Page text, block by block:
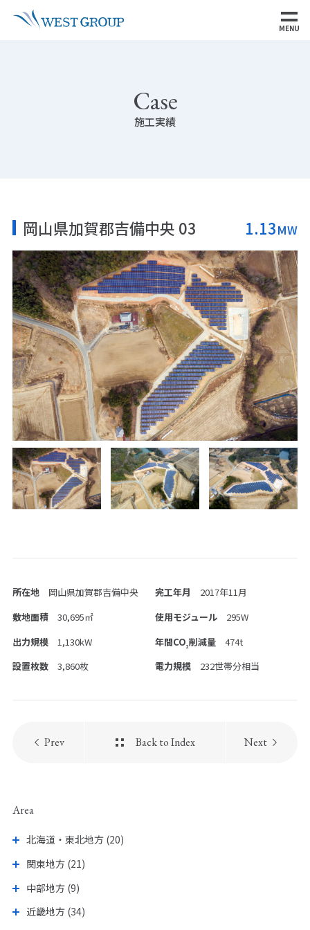
MENU
SITE MAP
ウエストグループについて
グループ情報
企業情報
サステナビリティ
環境活動
社会活動
ガバナンス
事業領域
再生可能エネルギー事業
省エネ事業
グリーン電力事業
CS事業
海外事業
施工実績
ニュース
株主・投資家情報
お問い合わせ
Case
施工実績
岡山県加賀郡吉備中央 03 1.13MW
所在地 岡山県加賀郡吉備中央 完工年月
2017年11月
敷地面積
30,695㎡ 使用モジュール
295W
出力規模
1,130kW 年間CO2削減量
474t
設置枚数
3,860枚 電力規模 232世帯分相当
Prev Back to Index Next
Area
北海道・東北地方 (20)
関東地方 (21)
中部地方 (9)
近畿地方 (34)